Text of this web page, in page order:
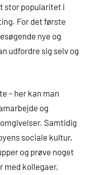
stor popularitet i
For det første
nye og
udfordre sig selv og
– her kan man
og
Samtidig
sociale kultur,
og prøve noget
med kollegaer,